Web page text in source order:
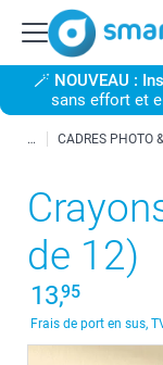
🪄 NOUVEAU :
sans effort et
CADRES PHOTO
de 12)
13,95
Frais de port en sus,